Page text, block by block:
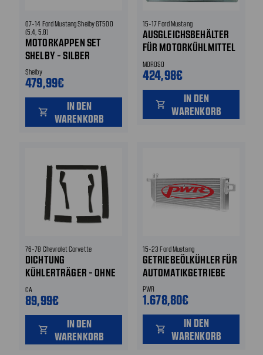
07-14 Ford Mustang Shelby GT500
(5.4, 5.8)
MOTORKAPPEN SET
SHELBY - SILBER
Shelby
479,99€
shopping_cart
IN DEN
WARENKORB
15-17 Ford Mustang
AUSGLEICHSBEHÄLTER
FÜR MOTORKÜHLMITTEL
- ALUMINIUM
MOROSO
424,98€
shopping_cart
IN DEN
WARENKORB
76-78 Chevrolet Corvette
DICHTUNG
KÜHLERTRÄGER - OHNE
KLIMAANLAGE
CA
89,99€
shopping_cart
IN DEN
WARENKORB
15-23 Ford Mustang
GETRIEBEÖLKÜHLER FÜR
AUTOMATIKGETRIEBE
PWR
1.678,80€
shopping_cart
IN DEN
WARENKORB